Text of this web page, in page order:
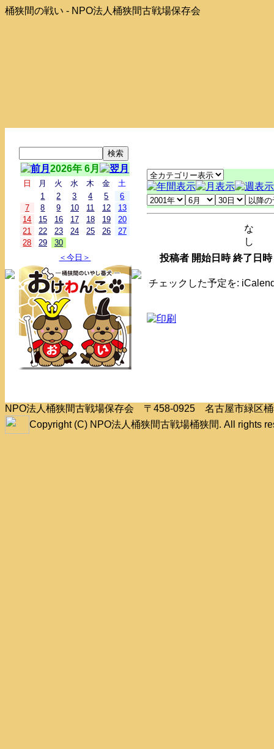
桶狭間の戦い - NPO法人桶狭間古戦場保存会
2026年 6月
日 月 火 水 木 金
土
1
2 3 4 5
6
7
8 9 10 11 12
13
14
15 16 17 18 19
20
21
22 23 24 25 26
27
28
29
30
＜今日＞
な
し
投稿者 開始日時 終了日時
チェックした予定を:
NPO法人桶狭間古戦場保存会 〒458-0925 名古屋市緑区
Copyright (C) NPO法人桶狭間古戦場桶狭間. All rights